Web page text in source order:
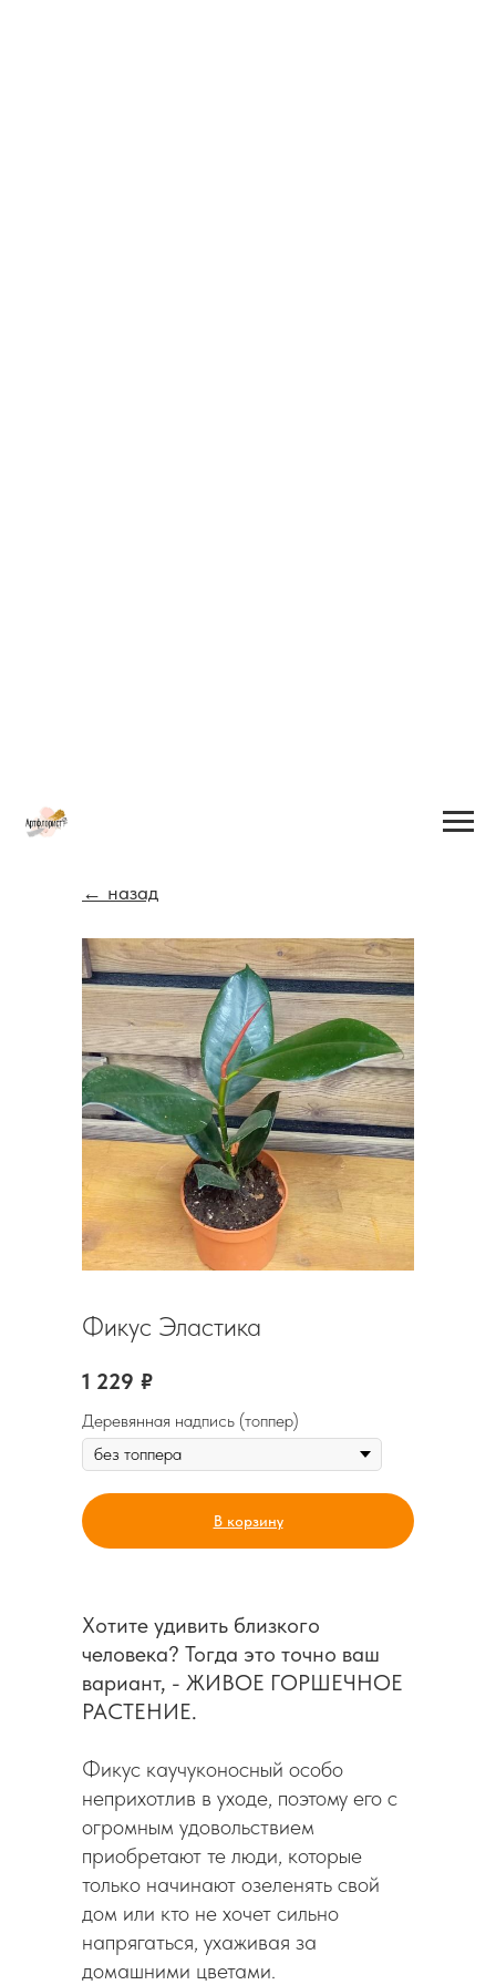
← назад
Фикус Эластика
1 229 ₽
Деревянная надпись (топпер)
В корзину
Хотите удивить близкого
человека? Тогда это точно ваш
вариант, - ЖИВОЕ ГОРШЕЧНОЕ
РАСТЕНИЕ.
Фикус каучуконосный особо
неприхотлив в уходе, поэтому его с
огромным удовольствием
приобретают те люди, которые
только начинают озеленять свой
дом или кто не хочет сильно
напрягаться, ухаживая за
домашними цветами.